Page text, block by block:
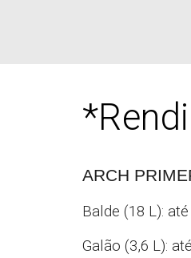
*
ARCH
Balde (18 L): até
Galão (3,6 L): até